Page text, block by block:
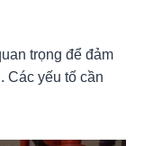
trọng để đảm
Các yếu tố cần